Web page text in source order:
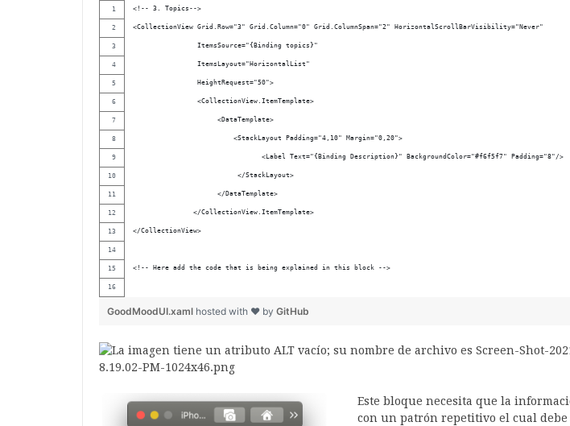
<!-- 3. Topics-->
<CollectionView Grid.Row="3" Grid.Column="0" Grid.ColumnSpan="2" HorizontalScrollBarVisibility="Never"
                ItemsSource="{Binding topics}"
                ItemsLayout="HorizontalList"
                HeightRequest="50">
                <CollectionView.ItemTemplate>
                     <DataTemplate>
                         <StackLayout Padding="4,10" Margin="0,20">
                                <Label Text="{Binding Description}" BackgroundColor="#f6f5f7" Padding="8"/>
                          </StackLayout>
                     </DataTemplate>
               </CollectionView.ItemTemplate>
</CollectionView>
<!-- Here add the code that is being explained in this block -->
GoodMoodUI.xaml hosted with ❤ by GitHub
Este bloque necesita que la
con un patrón repetitivo el cual